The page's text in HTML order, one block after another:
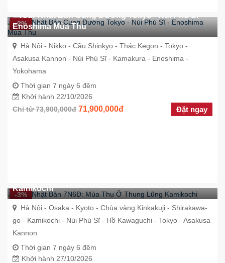
-2%
Tour Nhật Bản Cung Đường Tokyo - Núi Phú Sĩ -
Enoshima Mùa Thu
Hà Nội - Nikko - Cầu Shinkyo - Thác Kegon - Tokyo -
Asakusa Kannon - Núi Phú Sĩ - Kamakura - Enoshima -
Yokohama
Thời gian 7 ngày 6 đêm
Khởi hành 22/10/2026
Chỉ từ 73,900,000đ 71,900,000đ Đặt ngay
-3%
Kamikochi
Hà Nội - Osaka - Kyoto - Chùa vàng Kinkakuji - Shirakawa-
go - Kamikochi - Núi Phú Sĩ - Hồ Kawaguchi - Tokyo - Asakusa
Kannon
Thời gian 7 ngày 6 đêm
Khởi hành 27/10/2026